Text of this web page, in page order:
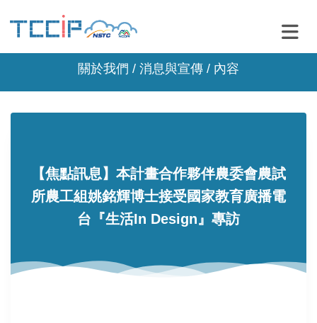
關於我們 / 消息與宣傳 / 內容
【焦點訊息】本計畫合作夥伴農委會農試
所農工組姚銘輝博士接受國家教育廣播電
台『生活In Design』專訪